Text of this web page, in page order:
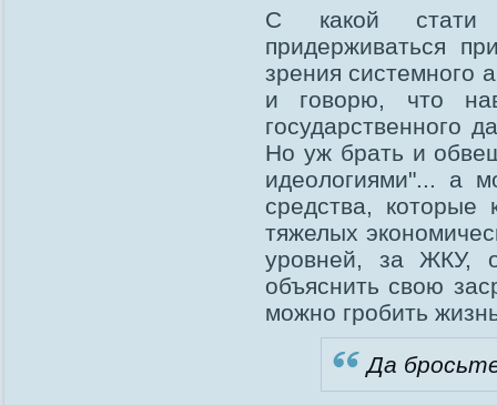
С какой стати
придерживаться
зрения системного
и говорю, что
государственного
Но уж брать и
идеологиями"... а
средства,
тяжелых
уровней, за ЖКУ,
объяснить свою
можно гробить
Да